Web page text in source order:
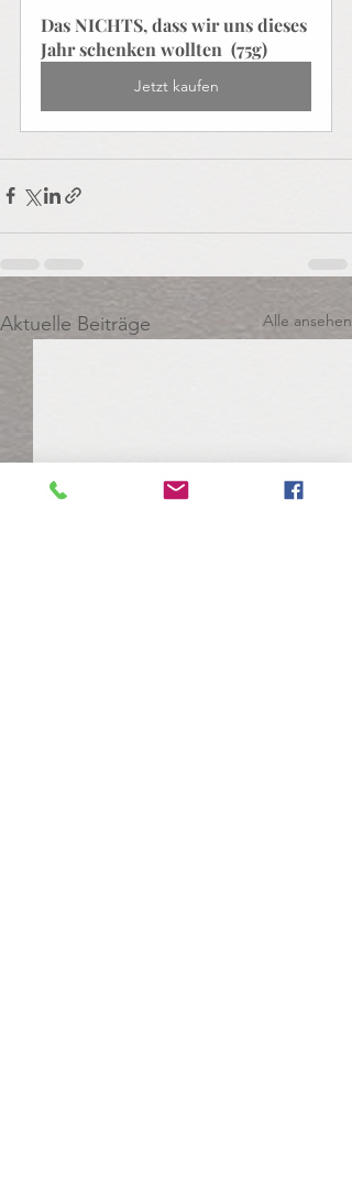
Das NICHTS, dass wir uns dieses
Jahr schenken wollten  (75g)
Jetzt kaufen
Aktuelle Beiträge Alle ansehen